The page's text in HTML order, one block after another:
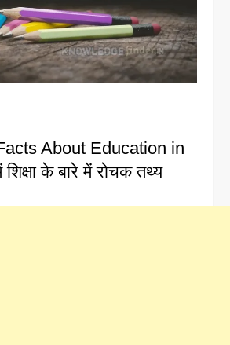
About Education in
के बारे में रोचक तथ्य